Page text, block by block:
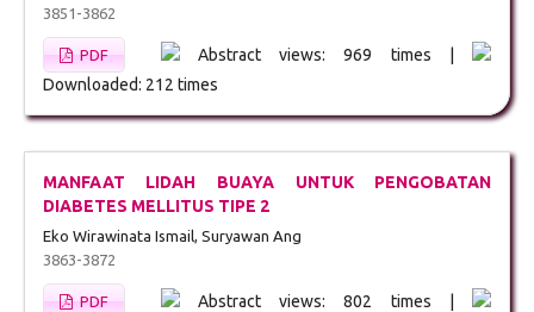
3851-3862
PDF
Abstract views: 969 times |
Downloaded: 212 times
MANFAAT LIDAH BUAYA UNTUK PENGOBATAN
DIABETES MELLITUS TIPE 2
Eko Wirawinata Ismail, Suryawan Ang
3863-3872
PDF
Abstract views: 802 times |